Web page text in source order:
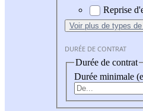
Reprise
Voir plus de types
DURÉE DE CONTRAT
Durée de contrat
Durée minimale